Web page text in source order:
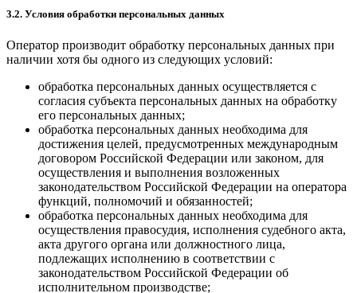
3.2. Условия обработки персональных данных
Оператор производит обработку персональных данных при
наличии хотя бы одного из следующих условий:
обработка персональных данных осуществляется с
согласия субъекта персональных данных на обработку
его персональных данных;
обработка персональных данных необходима для
достижения целей, предусмотренных международным
договором Российской Федерации или законом, для
осуществления и выполнения возложенных
законодательством Российской Федерации на оператора
функций, полномочий и обязанностей;
обработка персональных данных необходима для
осуществления правосудия, исполнения судебного акта,
акта другого органа или должностного лица,
подлежащих исполнению в соответствии с
законодательством Российской Федерации об
исполнительном производстве;